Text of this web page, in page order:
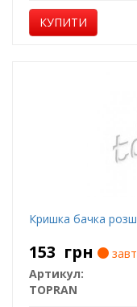
КУПИТИ
Кришка бачка
153 грн
Артикул:
TOPRAN